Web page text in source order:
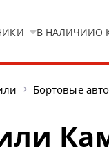
В НАЛИЧИИО
Бортовые